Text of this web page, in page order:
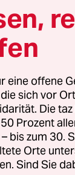
?
über eine
davon
Die
nicht der
von
wir noch
eine offene
sich vor
Die
Prozent
bis zum 30.
Orte
Sind Sie